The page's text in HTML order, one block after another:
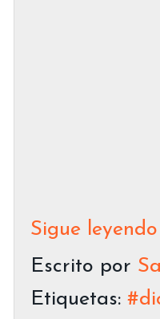
Sigue
Escrito por
Etiquetas: